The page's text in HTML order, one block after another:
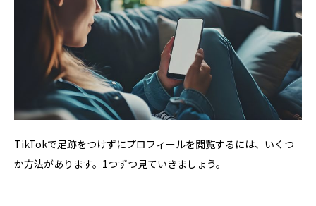
TikTokで足跡をつけずにプロフィールを閲覧するには、いくつ
か方法があります。1つずつ見ていきましょう。